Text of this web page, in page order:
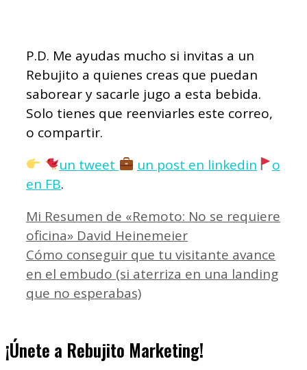
P.D. Me ayudas mucho si invitas a un
Rebujito a quienes creas que puedan
saborear y sacarle jugo a esta bebida.
Solo tienes que reenviarles este correo,
o compartir.
un tweet
un post en linkedin
o
en FB.
Mi Resumen de «Remoto: No se requiere
oficina» David Heinemeier
Cómo conseguir que tu visitante avance
en el embudo (si aterriza en una landing
que no esperabas)
¡Únete a Rebujito Marketing!